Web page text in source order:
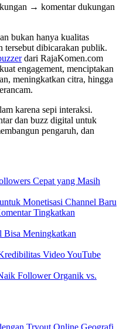
→ komentar dukungan
bukan hanya kualitas
tersebut dibicarakan publik.
dari RajaKomen.com
engagement, menciptakan
meningkatkan citra, hingga
karena sepi interaksi.
dan buzz digital untuk
pengaruh, dan
Cepat yang Masih
Monetisasi Channel Baru
Tingkatkan
Bisa Meningkatkan
Video YouTube
Follower Organik vs.